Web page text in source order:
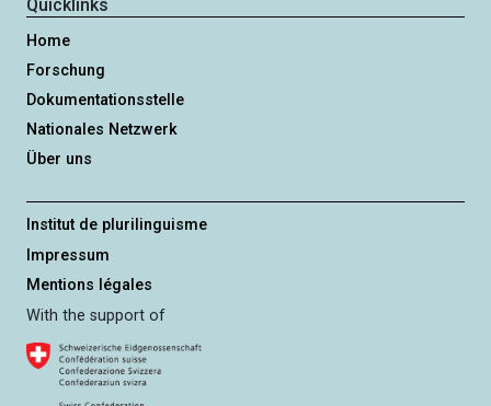
Quicklinks
Home
Forschung
Dokumentationsstelle
Nationales Netzwerk
Über uns
Institut de plurilinguisme
Impressum
Mentions légales
With the support of